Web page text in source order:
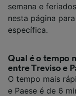
semana e
nesta página
específica.
Qual é o tempo
entre Treviso e
O tempo mais
e Paese é de 6